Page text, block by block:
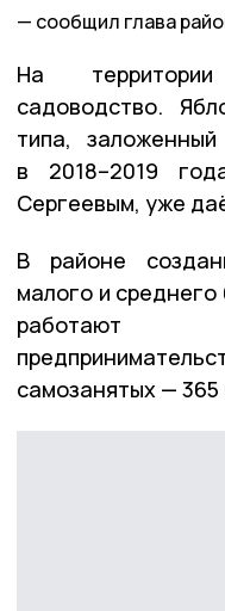
сообщил глава
На
садоводство.
типа,
в 2018–2019
Сергеевым, уже
В районе
малого и среднего
работают
самозанятых — 365